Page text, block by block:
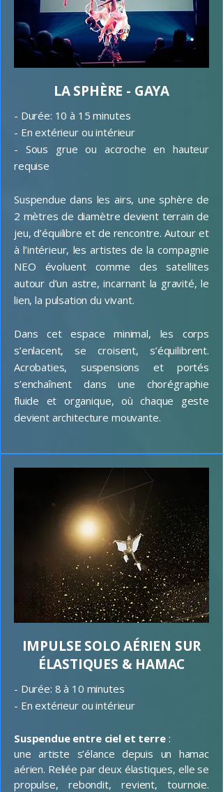
LA SPHÈRE - GAYA
- Durée: 10 à 15 minutes
- En extérieur ou intérieur
- Sous grue ou accroche en hauteur
requise
Suspendue dans les airs, une sphère de
2 mètres de diamètre devient terrain de
jeu, d’équilibre et de rencontre. Autour et
à l’intérieur, les artistes de la compagnie
NEO évoluent comme des satellites
autour d’un astre, incarnant la gravité, le
lien, la pulsation du vivant.
Dans cet espace minimal, les corps
s’enlacent, se croisent, s’équilibrent.
Acrobaties, suspensions et portés
s’enchaînent dans une chorégraphie
fluide et organique, où chaque geste
devient architecture mouvante.
IMPULSE SOLO AÉRIEN SUR
ÉLASTIQUES & HAMAC
- Durée: 8 à 10 minutes
- En extérieur ou intérieur
Suspendue entre ciel et terre :
une artiste s’élance depuis un hamac
aérien. Reliée par deux élastiques, elle se
propulse, rebondit, revient, tournoie.